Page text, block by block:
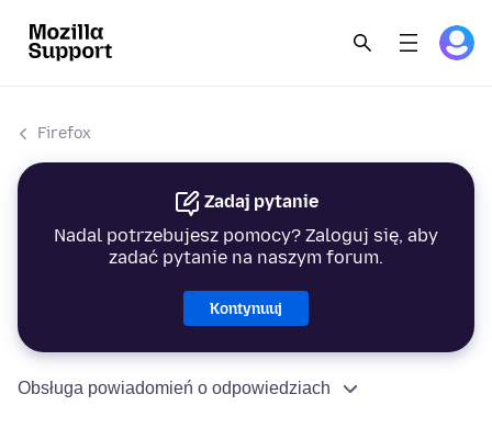
Firefox
Zadaj pytanie
Nadal potrzebujesz pomocy? Zaloguj się, aby
zadać pytanie na naszym forum.
Kontynuuj
Obsługa powiadomień o odpowiedziach